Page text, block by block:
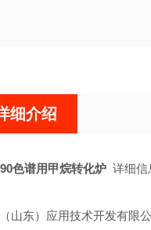
细介绍
色谱用甲烷转化炉 详细信
山东）应用技术开发有限